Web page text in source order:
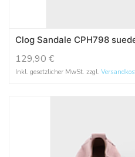
Clog Sandale CPH798
129,90 €
Inkl. gesetzlicher MwSt. zzgl.